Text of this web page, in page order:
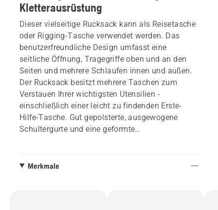
Kletterausrüstung
Dieser vielseitige Rucksack kann als Reisetasche
oder Rigging-Tasche verwendet werden. Das
benutzerfreundliche Design umfasst eine
seitliche Öffnung, Tragegriffe oben und an den
Seiten und mehrere Schlaufen innen und außen.
Der Rucksack besitzt mehrere Taschen zum
Verstauen Ihrer wichtigsten Utensilien -
einschließlich einer leicht zu findenden Erste-
Hilfe-Tasche. Gut gepolsterte, ausgewogene
Schultergurte und eine geformte
und ein verstärkter Boden für Schutz sorgen.
Merkmale